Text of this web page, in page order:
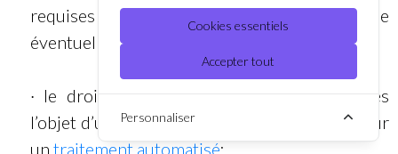
requises aux fins d’inspection fiscale
éventuelle);
· le droit d’être informé lorsque vous faites
l’objet d’une décision fondée exclusivement sur
un traitement automatisé;
Cookies essentiels
Accepter tout
Personnaliser